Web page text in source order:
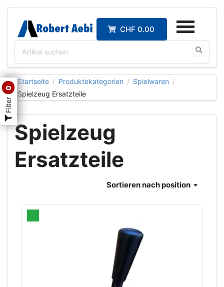
CHF 0.00
Startseite / Produktekategorien / Spielwaren /
Spielzeug Ersatzteile
Spielzeug
Ersatzteile
Filter
0
Sortierennach position